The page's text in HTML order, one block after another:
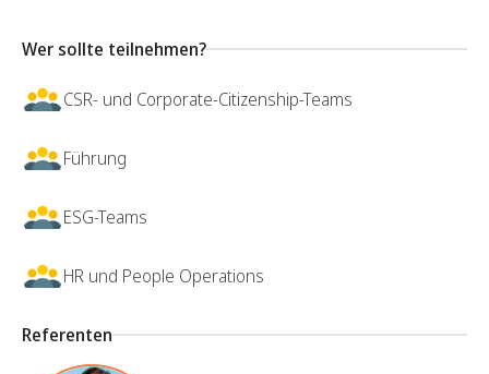
Wer sollte teilnehmen?
CSR- und Corporate-Citizenship-Teams
Führung
ESG-Teams
HR und People Operations
Referenten